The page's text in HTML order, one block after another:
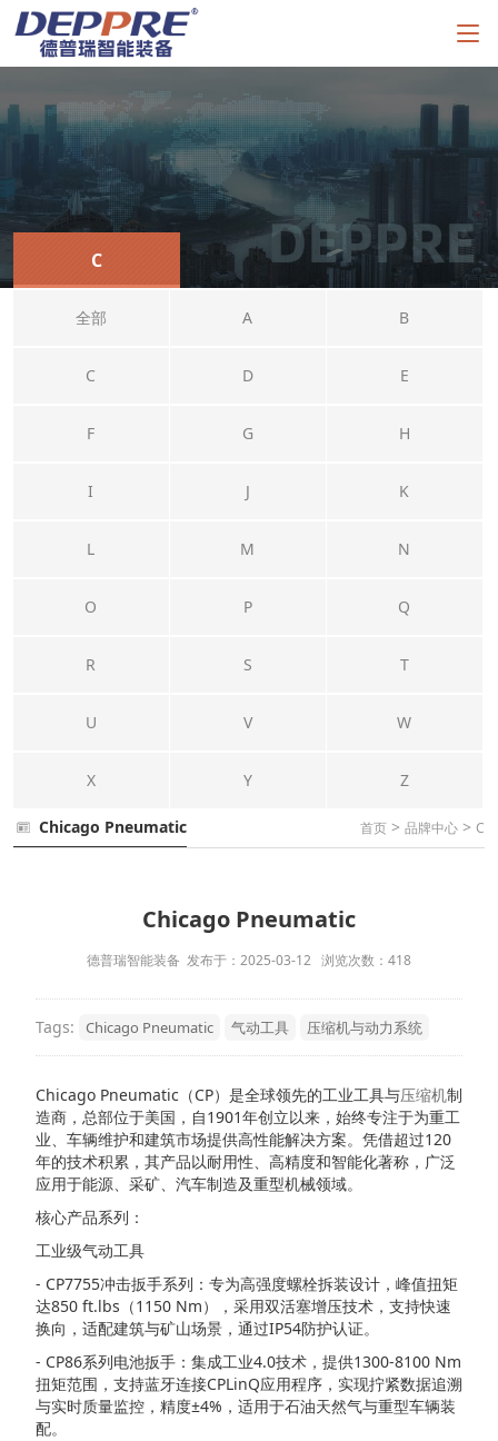
C
全部 A B
C D E
F G H
I J K
L M N
O P Q
R S T
U V W
X Y Z
Chicago Pneumatic 首页 > 品牌中心 > C
Chicago Pneumatic
德普瑞智能装备 发布于：2025-03-12 浏览次数：418
Tags: Chicago Pneumatic 气动工具 压缩机与动力系统
Chicago Pneumatic（CP）是全球领先的工业工具与压缩机制
造商，总部位于美国，自1901年创立以来，始终专注于为重工
业、车辆维护和建筑市场提供高性能解决方案。凭借超过120
年的技术积累，其产品以耐用性、高精度和智能化著称，广泛
应用于能源、采矿、汽车制造及重型机械领域。
核心产品系列：
工业级气动工具
- CP7755冲击扳手系列：专为高强度螺栓拆装设计，峰值扭矩
达850 ft.lbs（1150 Nm），采用双活塞增压技术，支持快速
换向，适配建筑与矿山场景，通过IP54防护认证。
- CP86系列电池扳手：集成工业4.0技术，提供1300-8100 Nm
扭矩范围，支持蓝牙连接CPLinQ应用程序，实现拧紧数据追溯
与实时质量监控，精度±4%，适用于石油天然气与重型车辆装
配。